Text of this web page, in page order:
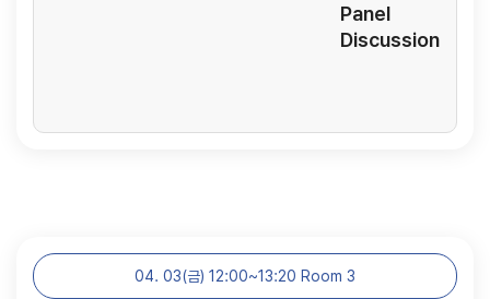
Panel
Discussion
04. 03(금) 12:00~13:20 Room 3